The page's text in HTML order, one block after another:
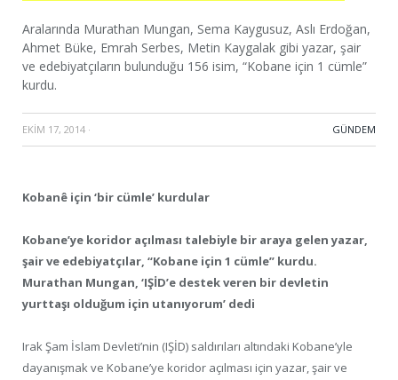
Aralarında Murathan Mungan, Sema Kaygusuz, Aslı Erdoğan,
Ahmet Büke, Emrah Serbes, Metin Kaygalak gibi yazar, şair
ve edebiyatçıların bulunduğu 156 isim, “Kobane için 1 cümle”
kurdu.
EKIM 17, 2014 · GÜNDEM
Kobanê için ‘bir cümle’ kurdular
Kobane’ye koridor açılması talebiyle bir araya gelen yazar,
şair ve edebiyatçılar, “Kobane için 1 cümle” kurdu.
Murathan Mungan, ‘IŞİD’e destek veren bir devletin
yurttaşı olduğum için utanıyorum’ dedi
Irak Şam İslam Devleti’nin (IŞİD) saldırıları altındaki Kobane’yle
dayanışmak ve Kobane’ye koridor açılması için yazar, şair ve